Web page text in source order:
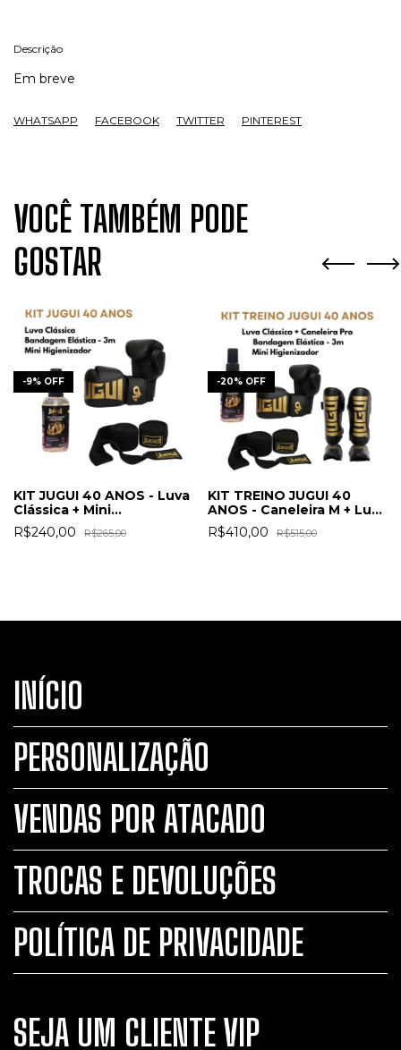
Descrição
Em breve
WHATSAPP FACEBOOK TWITTER PINTEREST
VOCÊ TAMBÉM PODE
GOSTAR
-9% OFF
KIT JUGUI 40 ANOS - Luva
Clássica + Mini
Higienizador + Band.
Elástica
R$240,00 R$265,00
-20% OFF
KIT TREINO JUGUI 40
ANOS - Caneleira M + Luva
+ Mini Higienizador +
Band. Elástica
R$410,00 R$515,00
INÍCIO
PERSONALIZAÇÃO
VENDAS POR ATACADO
TROCAS E DEVOLUÇÕES
POLÍTICA DE PRIVACIDADE
SEJA UM CLIENTE VIP